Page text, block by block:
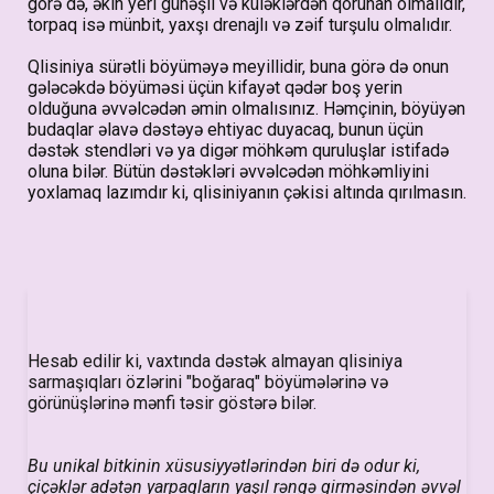
torpaq isə münbit, yaxşı drenajlı və zəif turşulu olmalıdır.
Qlisiniya sürətli böyüməyə meyillidir, buna görə də onun
gələcəkdə böyüməsi üçün kifayət qədər boş yerin
olduğuna əvvəlcədən əmin olmalısınız. Həmçinin, böyüyən
budaqlar əlavə dəstəyə ehtiyac duyacaq, bunun üçün
dəstək stendləri və ya digər möhkəm quruluşlar istifadə
oluna bilər. Bütün dəstəkləri əvvəlcədən möhkəmliyini
yoxlamaq lazımdır ki, qlisiniyanın çəkisi altında qırılmasın.
Hesab edilir ki, vaxtında dəstək almayan qlisiniya
sarmaşıqları özlərini "boğaraq" böyümələrinə və
görünüşlərinə mənfi təsir göstərə bilər.
Bu unikal bitkinin xüsusiyyətlərindən biri də odur ki,
çiçəklər adətən yarpaqların yaşıl rəngə girməsindən əvvəl